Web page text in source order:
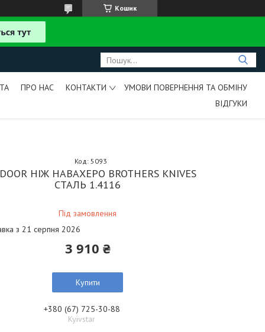
Кошик
ПРО НАС КОНТАКТИ
УМОВИ ПОВЕРНЕННЯ ТА ОБМІНУ
ВІДГУКИ
НІЖ НАВАХЕРО BROTHERS KNIVES
СТАЛЬ 1.4116
Під замовлення
Код: 5093
з 21 серпня 2026
3 910 ₴
Купити
+380 (67) 725-30-88
Kyivstar